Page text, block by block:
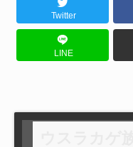
Twitter
LINE